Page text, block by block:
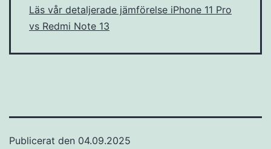
Läs vår detaljerade jämförelse iPhone 11 Pro
vs Redmi Note 13
Publicerat den 04.09.2025